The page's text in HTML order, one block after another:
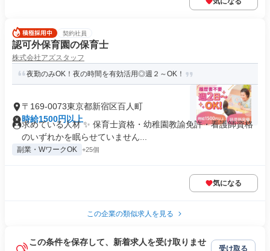
契約社員
認可外保育園の保育士
株式会社アズスタッフ
夜勤のみOK！夜の時間を有効活用◎週２～OK！
〒169-0073東京都新宿区百人町
時給1500円以上
求めている人材 ✨ 保育士資格・幼稚園教諭免許・看護師資格
のいずれかを眠らせていません...
副業・WワークOK +25個
気になる
この企業の類似求人を見る
この条件を保存して、新着求人を受け取りませ
受け取る